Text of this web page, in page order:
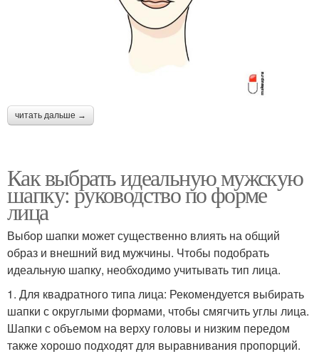
читать дальше →
Как выбрать идеальную мужскую
шапку: руководство по форме
лица
Выбор шапки может существенно влиять на общий
образ и внешний вид мужчины. Чтобы подобрать
идеальную шапку, необходимо учитывать тип лица.
1. Для квадратного типа лица: Рекомендуется выбирать
шапки с округлыми формами, чтобы смягчить углы лица.
Шапки с объемом на верху головы и низким передом
также хорошо подходят для выравнивания пропорций.